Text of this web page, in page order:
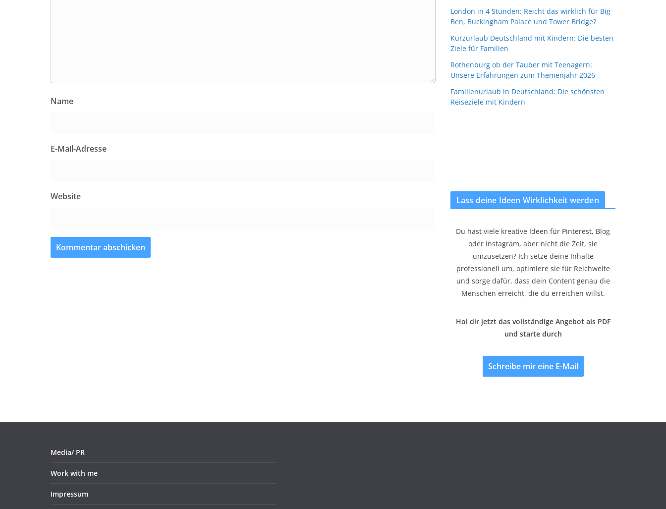
Name
E-Mail-Adresse
Website
London in 4 Stunden: Reicht das wirklich für Big
Ben, Buckingham Palace und Tower Bridge?
Kurzurlaub Deutschland mit Kindern: Die besten
Ziele für Familien
Rothenburg ob der Tauber mit Teenagern:
Unsere Erfahrungen zum Themenjahr 2026
Familienurlaub in Deutschland: Die schönsten
Reiseziele mit Kindern
Lass deine Ideen Wirklichkeit werden
Du hast viele kreative Ideen für Pinterest, Blog
oder Instagram, aber nicht die Zeit, sie
umzusetzen? Ich setze deine Inhalte
professionell um, optimiere sie für Reichweite
und sorge dafür, dass dein Content genau die
Menschen erreicht, die du erreichen willst.
Hol dir jetzt das vollständige Angebot als PDF
und starte durch
Schreibe mir eine E-Mail
Media/ PR
Work with me
Impressum